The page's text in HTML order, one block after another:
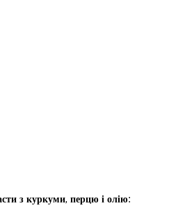
з куркуми, перцю і олію: